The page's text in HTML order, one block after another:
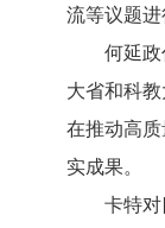
流等议题进
何延政代
大省和科
在推动高
实成果。
卡特对四